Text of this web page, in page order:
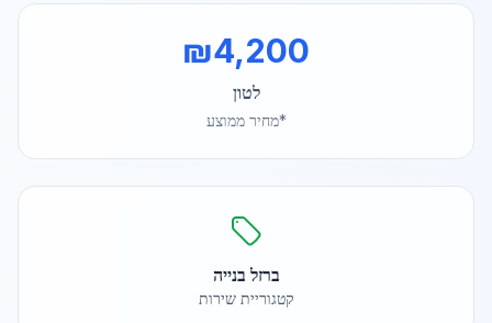
₪4,200
לטון
*מחיר ממוצע
ברזל בנייה
קטגוריית שירות